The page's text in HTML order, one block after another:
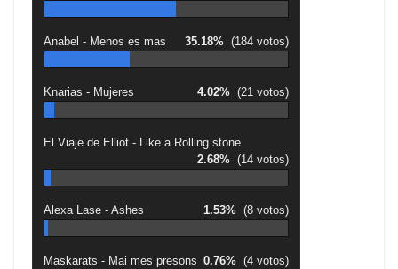
k
Anabel - Menos es mas 35.18% (184 votos)
Knarias - Mujeres 4.02% (21 votos)
El Viaje de Elliot - Like a Rolling stone
2.68% (14 votos)
Alexa Lase - Ashes 1.53% (8 votos)
Maskarats - Mai mes presons 0.76% (4 votos)